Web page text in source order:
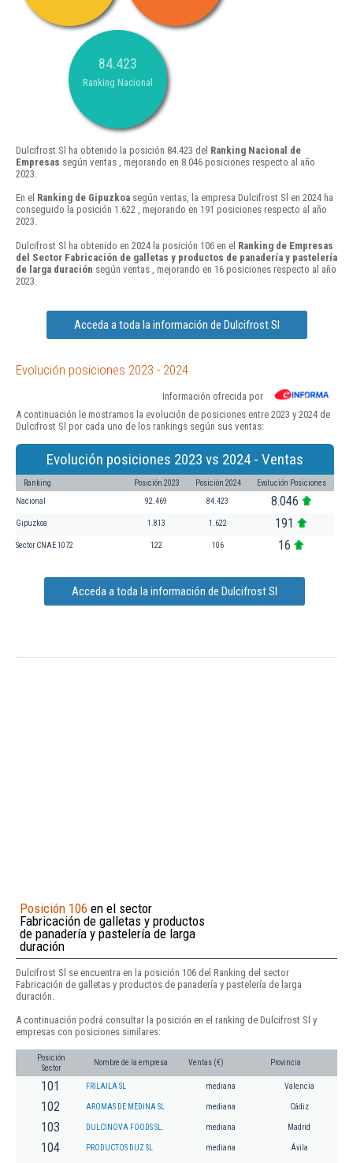
84.423
Ranking Nacional
Dulcifrost Sl ha obtenido la posición 84.423 del Ranking Nacional de
Empresas según ventas , mejorando en 8.046 posiciones respecto al año
2023.
En el Ranking de Gipuzkoa según ventas, la empresa Dulcifrost Sl en 2024 ha
conseguido la posición 1.622 , mejorando en 191 posiciones respecto al año
2023.
Dulcifrost Sl ha obtenido en 2024 la posición 106 en el Ranking de Empresas
del Sector Fabricación de galletas y productos de panadería y pastelería
de larga duración según ventas , mejorando en 16 posiciones respecto al año
2023.
Acceda a toda la información de Dulcifrost Sl
Evolución posiciones 2023 - 2024
Información ofrecida por
A continuación le mostramos la evolución de posiciones entre 2023 y 2024 de
Dulcifrost Sl por cada uno de los rankings según sus ventas:
Evolución posiciones 2023 vs 2024 - Ventas
Ranking Posición 2023 Posición 2024 Evolución Posiciones
Nacional 92.469 84.423 8.046
Gipuzkoa 1.813 1.622 191
Sector CNAE 1072 122 106 16
Acceda a toda la información de Dulcifrost Sl
Posición 106 en el sector
Fabricación de galletas y productos
de panadería y pastelería de larga
duración
Dulcifrost Sl se encuentra en la posición 106 del Ranking del sector
Fabricación de galletas y productos de panadería y pastelería de larga
duración.
A continuación podrá consultar la posición en el ranking de Dulcifrost Sl y
empresas con posiciones similares:
Posición
Sector
Nombre de la empresa Ventas (€) Provincia
101 FRILAILA SL mediana Valencia
102 AROMAS DE MEDINA SL mediana Cádiz
103 DULCINOVA FOODS SL. mediana Madrid
104 PRODUCTOS DUZ SL mediana Ávila